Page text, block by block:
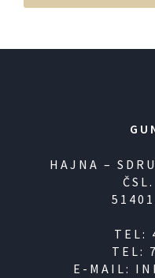
HAJNA –
TEL:
TEL:
E-MAIL: